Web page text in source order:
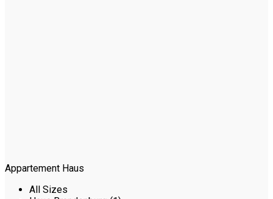
Appartement Haus
All Sizes